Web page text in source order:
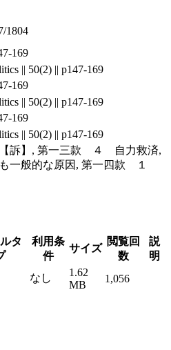
1804
169
|| 50(2) || p147-169
169
|| 50(2) || p147-169
169
|| 50(2) || p147-169
訴】, 第一三款 ４ 自力救済,
一般的な原因, 第一四款 １
タ
利用条
件
サイズ
閲覧回
数
説
明
なし
1.62
MB
1,056